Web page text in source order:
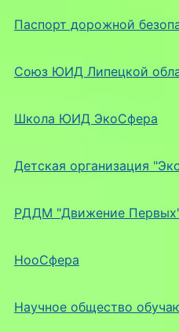
Паспорт дорожной
Союз ЮИД Липецкой
Школа ЮИД ЭкоСфера
Детская организация
РДДМ "Движение
НооСфера
Научное общество